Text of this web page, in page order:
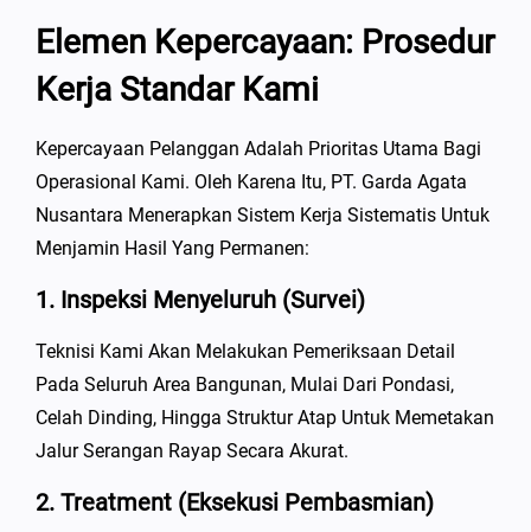
Elemen Kepercayaan: Prosedur
Kerja Standar Kami
Kepercayaan Pelanggan Adalah Prioritas Utama Bagi
Operasional Kami. Oleh Karena Itu, PT. Garda Agata
Nusantara Menerapkan Sistem Kerja Sistematis Untuk
Menjamin Hasil Yang Permanen:
1. Inspeksi Menyeluruh (Survei)
Teknisi Kami Akan Melakukan Pemeriksaan Detail
Pada Seluruh Area Bangunan, Mulai Dari Pondasi,
Celah Dinding, Hingga Struktur Atap Untuk Memetakan
Jalur Serangan Rayap Secara Akurat.
2. Treatment (Eksekusi Pembasmian)